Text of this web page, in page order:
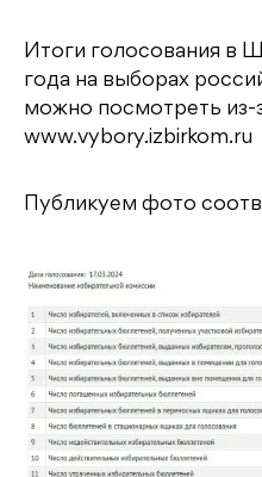
Итоги голосования в
года на выборах
можно посмотреть из-
www.vybory.izbirkom.ru
Публикуем фото